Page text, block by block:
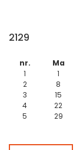
2129
nr. Ma
1
1
2
8
3
15
4
22
5
29